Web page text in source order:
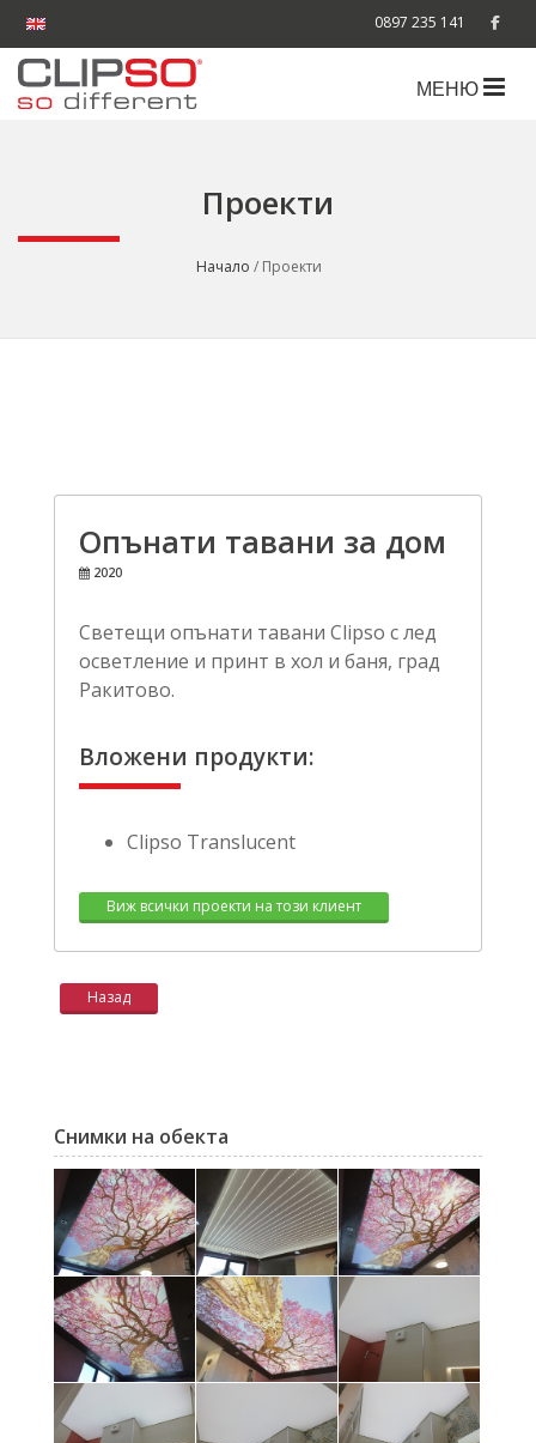
0897 235 141
МЕНЮ
Проекти
Начало / Проекти
Опънати тавани за дом
2020
Светещи опънати тавани Clipso с лед
осветление и принт в хол и баня, град
Ракитово.
Вложени продукти:
Clipso Translucent
Виж всички проекти на този клиент
Назад
Снимки на обекта